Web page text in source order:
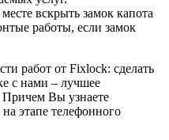
вскрыть замок капота
работы, если замок
работ от Fixlock: сделать
с нами – лучшее
Причем Вы узнаете
этапе телефонного